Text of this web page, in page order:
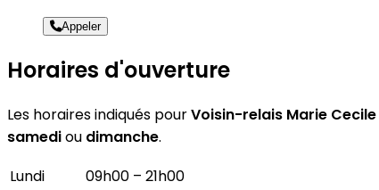
Appeler
Horaires d'ouverture
Les horaires indiqués pourVoisin-relais Marie Cecile
samediou dimanche.
Lundi
09h00 – 21h00